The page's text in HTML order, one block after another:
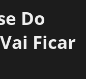
PROGRAMAS
NOTÍCIAS
Do
Ficar